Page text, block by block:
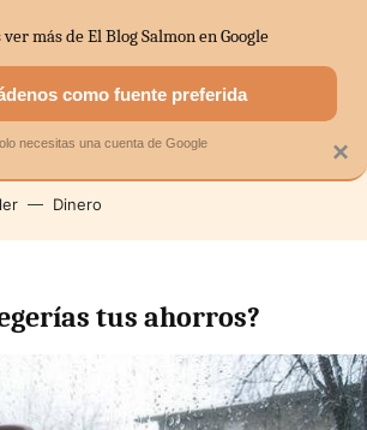
DOMÉSTICA MERCADOS
Dinero
tus ahorros?
×
ver más de El Blog Salmon en Google
como fuente preferida
necesitas una cuenta de Google